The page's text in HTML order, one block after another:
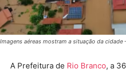
Imagens aéreas mostram a situação da
A Prefeitura de Rio Branco, a